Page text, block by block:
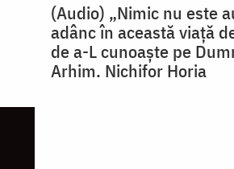
(Audio) „Nimic nu este
adânc în această viață
de a-L cunoaște pe
Arhim. Nichifor Horia